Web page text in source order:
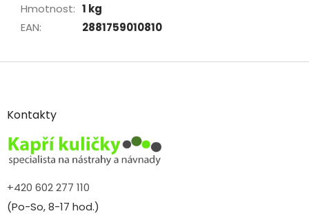
Hmotnost: 1 kg
EAN: 2881759010810
Z
aKontakty
+420 602 277 110
(Po-So, 8-17 hod.)